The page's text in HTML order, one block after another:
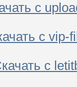
с
с
с